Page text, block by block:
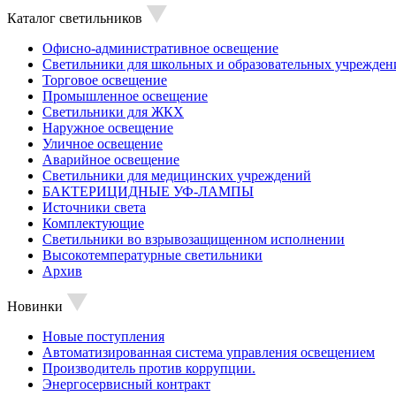
Каталог светильников
Офисно-административное освещение
Светильники для школьных и образовательных
Торговое освещение
Промышленное освещение
Светильники для ЖКХ
Наружное освещение
Уличное освещение
Аварийное освещение
Светильники для медицинских учреждений
БАКТЕРИЦИДНЫЕ УФ-ЛАМПЫ
Источники света
Комплектующие
Светильники во взрывозащищенном исполнении
Высокотемпературные светильники
Архив
Новинки
Новые поступления
Автоматизированная система управления освещением
Производитель против коррупции.
Энергосервисный контракт